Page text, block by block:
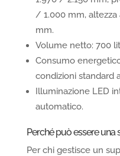
/ 1.000 mm,
mm.
Volume netto: 700
Consumo
condizioni standard a
Illuminazione LED
automatico.
Perché può essere una
Per chi gestisce un